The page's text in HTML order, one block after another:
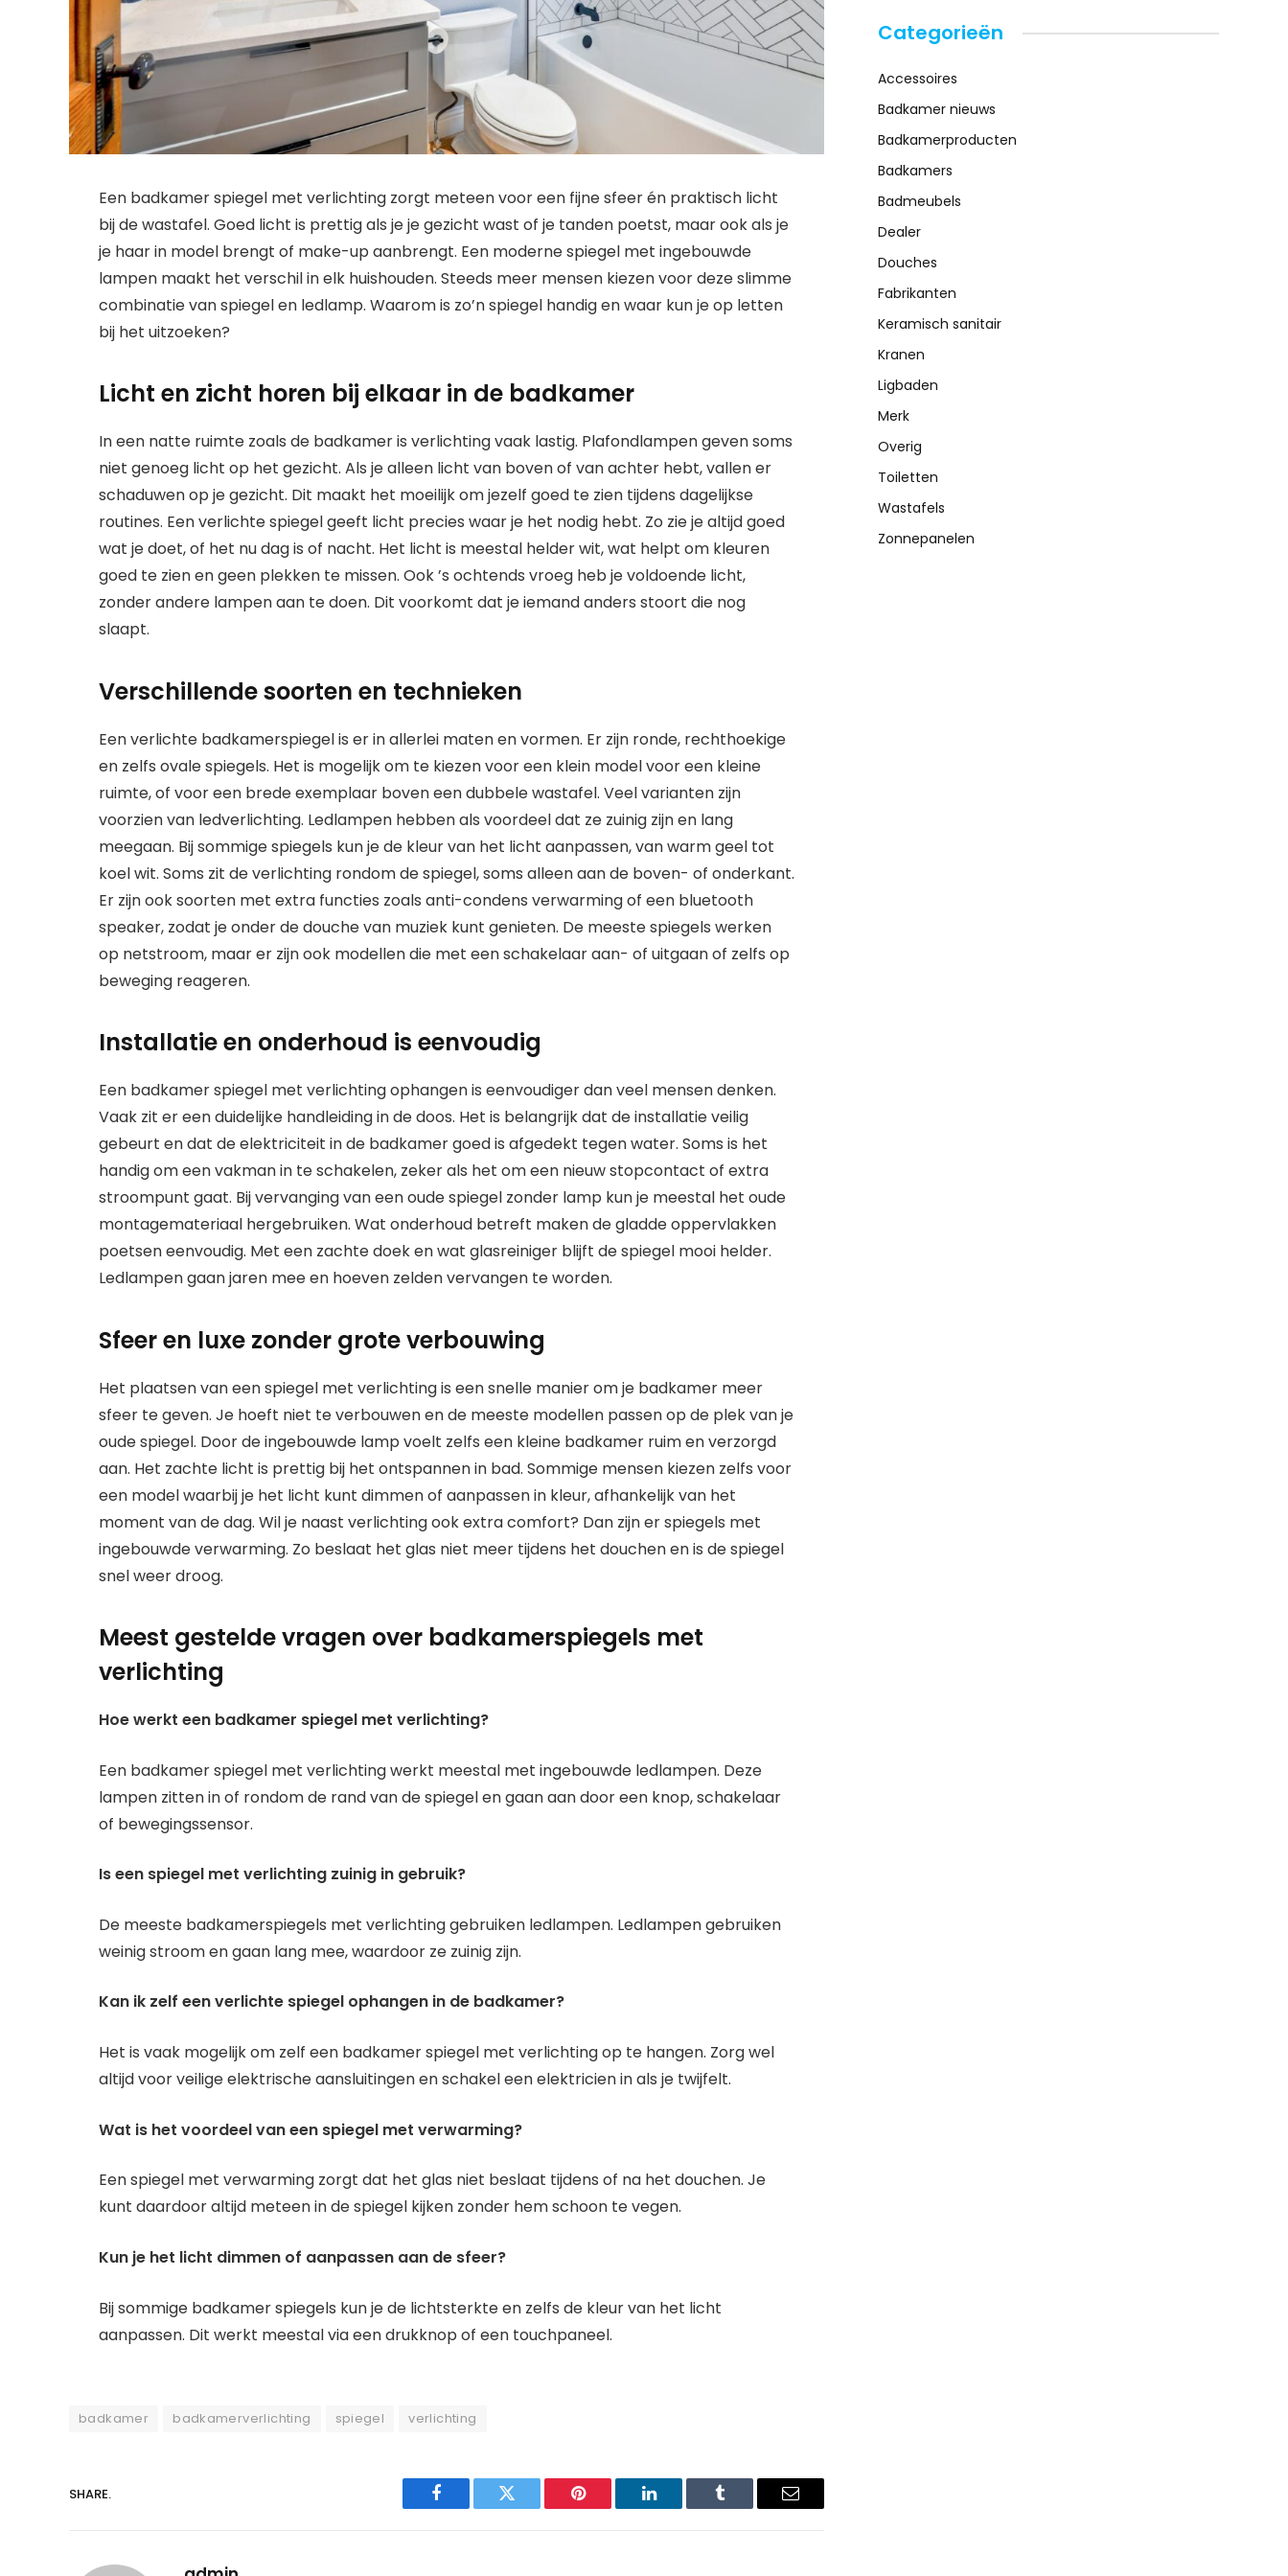
Een badkamer spiegel met verlichting zorgt meteen voor een fijne sfeer én praktisch licht
bij de wastafel. Goed licht is prettig als je je gezicht wast of je tanden poetst, maar ook als je
je haar in model brengt of make-up aanbrengt. Een moderne spiegel met ingebouwde
lampen maakt het verschil in elk huishouden. Steeds meer mensen kiezen voor deze slimme
combinatie van spiegel en ledlamp. Waarom is zo’n spiegel handig en waar kun je op letten
bij het uitzoeken?
Licht en zicht horen bij elkaar in de badkamer
In een natte ruimte zoals de badkamer is verlichting vaak lastig. Plafondlampen geven soms
niet genoeg licht op het gezicht. Als je alleen licht van boven of van achter hebt, vallen er
schaduwen op je gezicht. Dit maakt het moeilijk om jezelf goed te zien tijdens dagelijkse
routines. Een verlichte spiegel geeft licht precies waar je het nodig hebt. Zo zie je altijd goed
wat je doet, of het nu dag is of nacht. Het licht is meestal helder wit, wat helpt om kleuren
goed te zien en geen plekken te missen. Ook ’s ochtends vroeg heb je voldoende licht,
zonder andere lampen aan te doen. Dit voorkomt dat je iemand anders stoort die nog
slaapt.
Verschillende soorten en technieken
Een verlichte badkamerspiegel is er in allerlei maten en vormen. Er zijn ronde, rechthoekige
en zelfs ovale spiegels. Het is mogelijk om te kiezen voor een klein model voor een kleine
ruimte, of voor een brede exemplaar boven een dubbele wastafel. Veel varianten zijn
voorzien van ledverlichting. Ledlampen hebben als voordeel dat ze zuinig zijn en lang
meegaan. Bij sommige spiegels kun je de kleur van het licht aanpassen, van warm geel tot
koel wit. Soms zit de verlichting rondom de spiegel, soms alleen aan de boven- of onderkant.
Er zijn ook soorten met extra functies zoals anti-condens verwarming of een bluetooth
speaker, zodat je onder de douche van muziek kunt genieten. De meeste spiegels werken
op netstroom, maar er zijn ook modellen die met een schakelaar aan- of uitgaan of zelfs op
beweging reageren.
Installatie en onderhoud is eenvoudig
Een badkamer spiegel met verlichting ophangen is eenvoudiger dan veel mensen denken.
Vaak zit er een duidelijke handleiding in de doos. Het is belangrijk dat de installatie veilig
gebeurt en dat de elektriciteit in de badkamer goed is afgedekt tegen water. Soms is het
handig om een vakman in te schakelen, zeker als het om een nieuw stopcontact of extra
stroompunt gaat. Bij vervanging van een oude spiegel zonder lamp kun je meestal het oude
montagemateriaal hergebruiken. Wat onderhoud betreft maken de gladde oppervlakken
poetsen eenvoudig. Met een zachte doek en wat glasreiniger blijft de spiegel mooi helder.
Ledlampen gaan jaren mee en hoeven zelden vervangen te worden.
Sfeer en luxe zonder grote verbouwing
Het plaatsen van een spiegel met verlichting is een snelle manier om je badkamer meer
sfeer te geven. Je hoeft niet te verbouwen en de meeste modellen passen op de plek van je
oude spiegel. Door de ingebouwde lamp voelt zelfs een kleine badkamer ruim en verzorgd
aan. Het zachte licht is prettig bij het ontspannen in bad. Sommige mensen kiezen zelfs voor
een model waarbij je het licht kunt dimmen of aanpassen in kleur, afhankelijk van het
moment van de dag. Wil je naast verlichting ook extra comfort? Dan zijn er spiegels met
ingebouwde verwarming. Zo beslaat het glas niet meer tijdens het douchen en is de spiegel
snel weer droog.
Meest gestelde vragen over badkamerspiegels met
verlichting
Hoe werkt een badkamer spiegel met verlichting?
Een badkamer spiegel met verlichting werkt meestal met ingebouwde ledlampen. Deze
lampen zitten in of rondom de rand van de spiegel en gaan aan door een knop, schakelaar
of bewegingssensor.
Is een spiegel met verlichting zuinig in gebruik?
De meeste badkamerspiegels met verlichting gebruiken ledlampen. Ledlampen gebruiken
weinig stroom en gaan lang mee, waardoor ze zuinig zijn.
Kan ik zelf een verlichte spiegel ophangen in de badkamer?
Het is vaak mogelijk om zelf een badkamer spiegel met verlichting op te hangen. Zorg wel
altijd voor veilige elektrische aansluitingen en schakel een elektricien in als je twijfelt.
Wat is het voordeel van een spiegel met verwarming?
Een spiegel met verwarming zorgt dat het glas niet beslaat tijdens of na het douchen. Je
kunt daardoor altijd meteen in de spiegel kijken zonder hem schoon te vegen.
Kun je het licht dimmen of aanpassen aan de sfeer?
Bij sommige badkamer spiegels kun je de lichtsterkte en zelfs de kleur van het licht
aanpassen. Dit werkt meestal via een drukknop of een touchpaneel.
badkamer badkamerverlichting spiegel verlichting
SHARE.
Facebook Twitter Pinterest LinkedIn Tumblr Email
Categorieën
Accessoires
Badkamer nieuws
Badkamerproducten
Badkamers
Badmeubels
Dealer
Douches
Fabrikanten
Keramisch sanitair
Kranen
Ligbaden
Merk
Overig
Toiletten
Wastafels
Zonnepanelen